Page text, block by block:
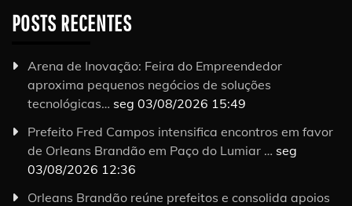
POSTS RECENTES
Arena de Inovação: Feira do Empreendedor
aproxima pequenos negócios de soluções
tecnológicas… seg 03/08/2026 15:49
Prefeito Fred Campos intensifica encontros em favor
de Orleans Brandão em Paço do Lumiar … seg
03/08/2026 12:36
Orleans Brandão reúne prefeitos e consolida apoios